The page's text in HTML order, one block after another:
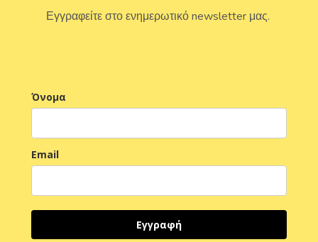
Εγγραφείτε στο ενημερωτικό newsletter μας.
Όνομα
Email
Εγγραφή